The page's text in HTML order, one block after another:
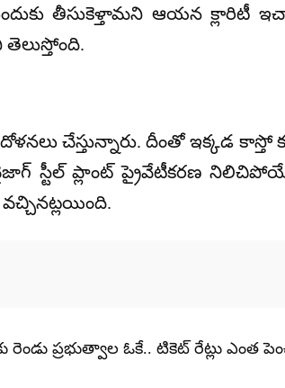
తీసుకెళ్తామని ఆయన క్లారిటీ
తెలుస్తోంది.
చేస్తున్నారు. దీంతో ఇక్కడ కాస్తో
స్టీల్ ప్లాంట్ ప్రైవేటీకరణ
వచ్చినట్లయింది.
రెండు ప్రభుత్వాల ఓకే.. టికెట్ రేట్లు ఎంత